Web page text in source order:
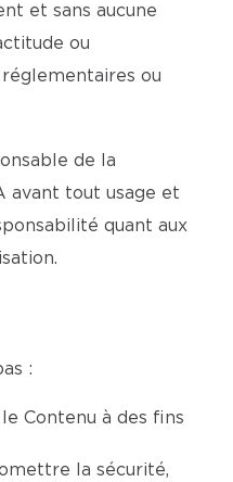
et sans aucune
ou
réglementaires ou
de la
avant tout usage et
quant aux
:
Contenu à des fins
la sécurité,